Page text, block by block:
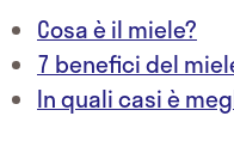
Cosa è il miele?
7 benefici del
In quali casi è